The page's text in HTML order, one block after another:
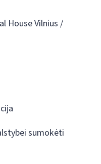
House Vilnius /
sumokėti